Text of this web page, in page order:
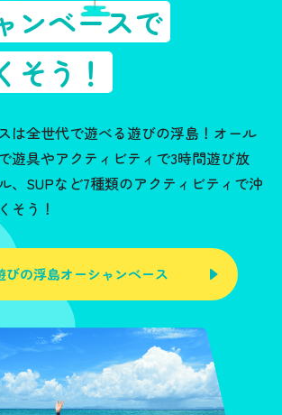
ンベースで
そう！
は全世代で遊べる遊びの浮島！オール
遊具やアクティビティで3時間遊び放
、SUPなど7種類のアクティビティで沖
そう！
びの浮島オーシャンベース